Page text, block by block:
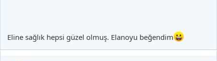
Eline sağlık hepsi güzel olmuş. Elanoyu beğendim